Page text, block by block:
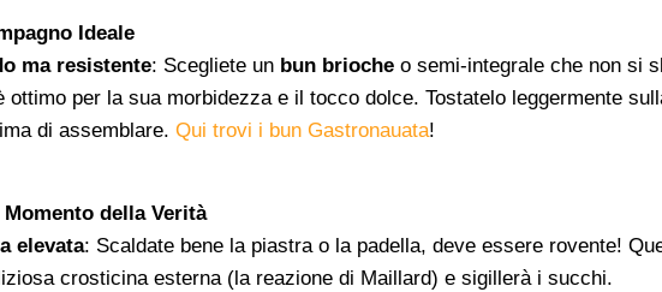
Ideale
ma resistente: Scegliete un bun brioche o semi-integrale che non si
ottimo per la sua morbidezza e il tocco dolce. Tostatelo leggermente
di assemblare. Qui trovi i bun Gastronauata!
della Verità
elevata: Scaldate bene la piastra o la padella, deve essere rovente!
crosticina esterna (la reazione di Maillard) e sigillerà i succhi.